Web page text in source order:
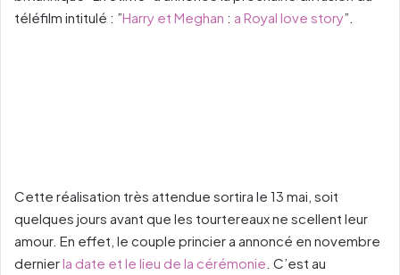
téléfilm intitulé : ”Harry et Meghan : a Royal love story”.
Cette réalisation très attendue sortira le 13 mai, soit
quelques jours avant que les tourtereaux ne scellent leur
amour. En effet, le couple princier a annoncé en novembre
dernierla date et le lieu de la cérémonie . C’est au